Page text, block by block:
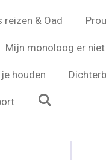
reizen & Oad
Mijn monoloog er niet
houden